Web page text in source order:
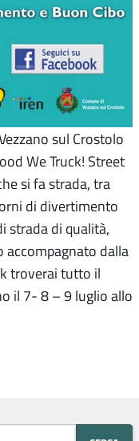
sul Crostolo
We Truck! Street
si fa strada, tra
di divertimento
strada di qualità,
accompagnato dalla
troverai tutto il
il 7- 8 – 9 luglio allo